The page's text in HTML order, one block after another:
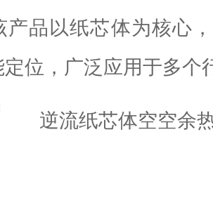
产品以纸芯体为核心
位，广泛应用于多个